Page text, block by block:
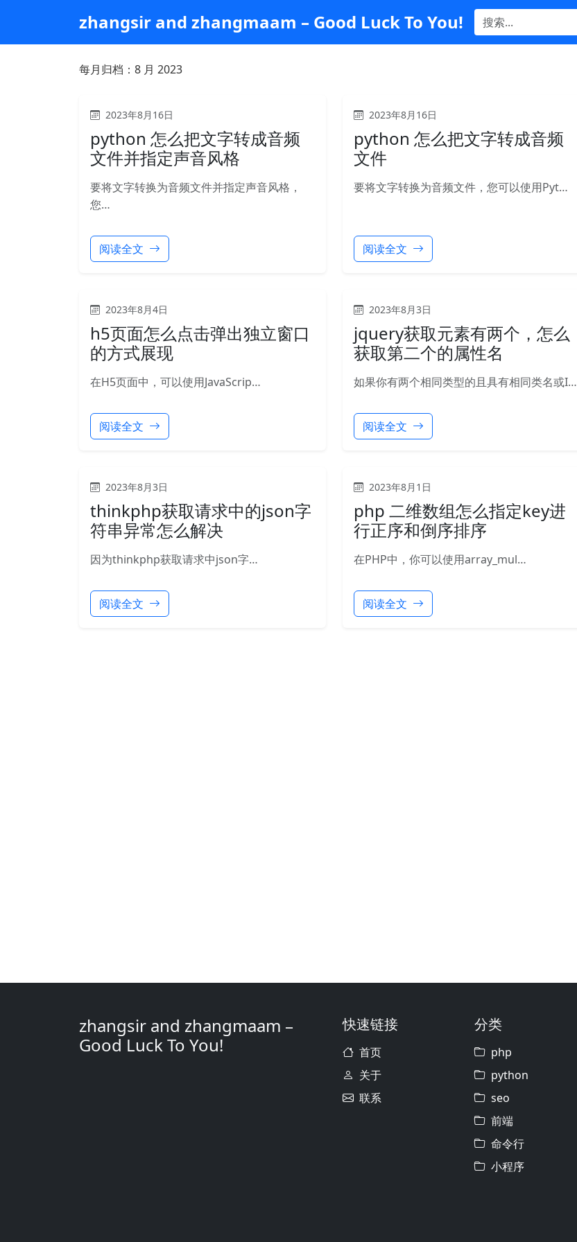
主
zhangsir and zhangmaam – Good Luck To You!
每月归档： 8 月 2023
2023年8月16日
python 怎么把文字转成音频
文件并指定声音风格
要将文字转换为音频文件并指定声音风格，
您…
阅读全文
2023年8月16日
python 怎么把文字转成音频
文件
要将文字转换为音频文件，您可以使用Pyt…
阅读全文
2023年8月4日
h5页面怎么点击弹出独立窗口
的方式展现
在H5页面中，可以使用JavaScrip…
阅读全文
2023年8月3日
jquery获取元素有两个，怎么
获取第二个的属性名
如果你有两个相同类型的且具有相同类名或I…
阅读全文
2023年8月3日
thinkphp获取请求中的json字
符串异常怎么解决
因为thinkphp获取请求中json字…
阅读全文
2023年8月1日
php 二维数组怎么指定key进
行正序和倒序排序
在PHP中，你可以使用array_mul…
阅读全文
zhangsir and zhangmaam –
Good Luck To You!
快速链接
首页
关于
联系
分类
php
python
seo
前端
命令行
小程序